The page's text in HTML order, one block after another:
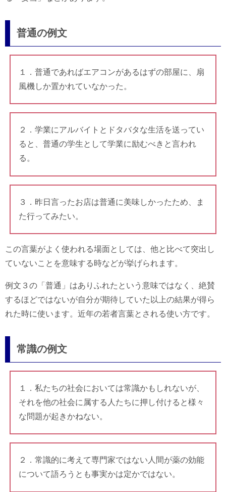
普通の例文
１．普通であればエアコンがあるはずの部屋に、扇
風機しか置かれていなかった。
２．学業にアルバイトとドタバタな生活を送ってい
ると、普通の学生として学業に励むべきと言われ
る。
３．昨日言ったお店は普通に美味しかったため、ま
た行ってみたい。
この言葉がよく使われる場面としては、他と比べて突出し
ていないことを意味する時などが挙げられます。
例文３の「普通」はありふれたという意味ではなく、絶賛
するほどではないが自分が期待していた以上の結果が得ら
れた時に使います。近年の若者言葉とされる使い方です。
常識の例文
１．私たちの社会においては常識かもしれないが、
それを他の社会に属する人たちに押し付けると様々
な問題が起きかねない。
２．常識的に考えて専門家ではない人間が薬の効能
について語ろうとも事実かは定かではない。